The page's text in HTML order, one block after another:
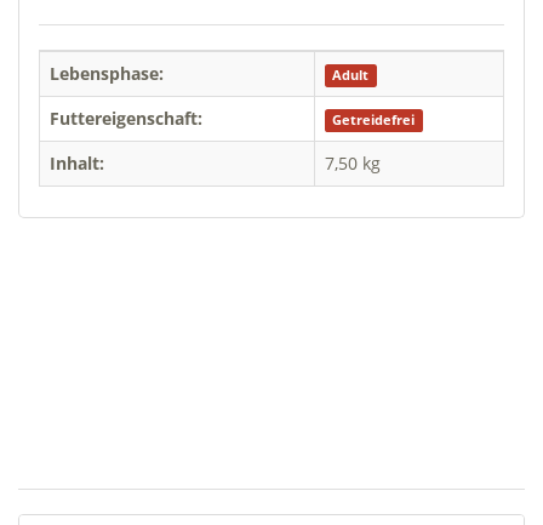
Lebensphase: Adult
Futtereigenschaft: Getreidefrei
Inhalt: 7,50 kg